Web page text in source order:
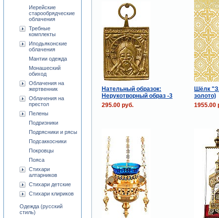
Нательный образок:
Нерукотворный образ -3
Шёлк
золото)
295.00 руб.
1955.00
Иерейские
старообрядческие
облачения
Требные
комплекты
Иподьяконские
облачения
Мантии одежда
Монашеский
обиход
Облачения на
жертвенник
Облачения на
престол
Пелены
Подризники
Подрясники и рясы
Подсаккосники
Покровцы
Пояса
Стихари
алтарников
Стихари детские
Стихари клириков
Одежда (русский
стиль)